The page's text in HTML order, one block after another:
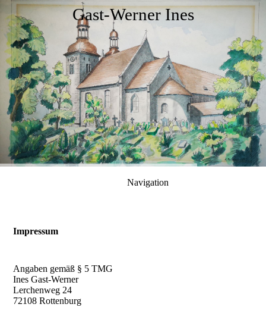
Gast-Werner Ines
Navigation
Impressum
Angaben gemäß § 5 TMG
Ines Gast-Werner
Lerchenweg 24
72108 Rottenburg